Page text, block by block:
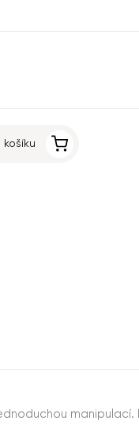
manipulací.